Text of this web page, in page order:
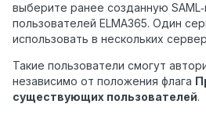
выберите ранее созданную
пользователей ELMA365. Один
использовать в нескольких
Такие пользователи смогут
независимо от положения флага
существующих пользователей.